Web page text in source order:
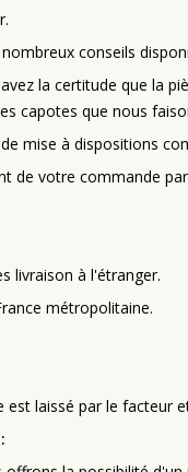
conseils
la certitude que la
capotes que nous
mise à dispositions
de votre commande
livraison à l'étranger.
métropolitaine.
est laissé par le